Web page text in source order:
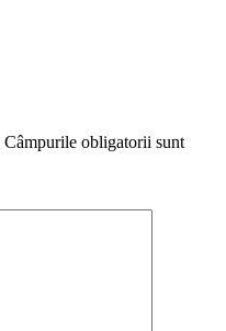
Câmpurile obligatorii sunt